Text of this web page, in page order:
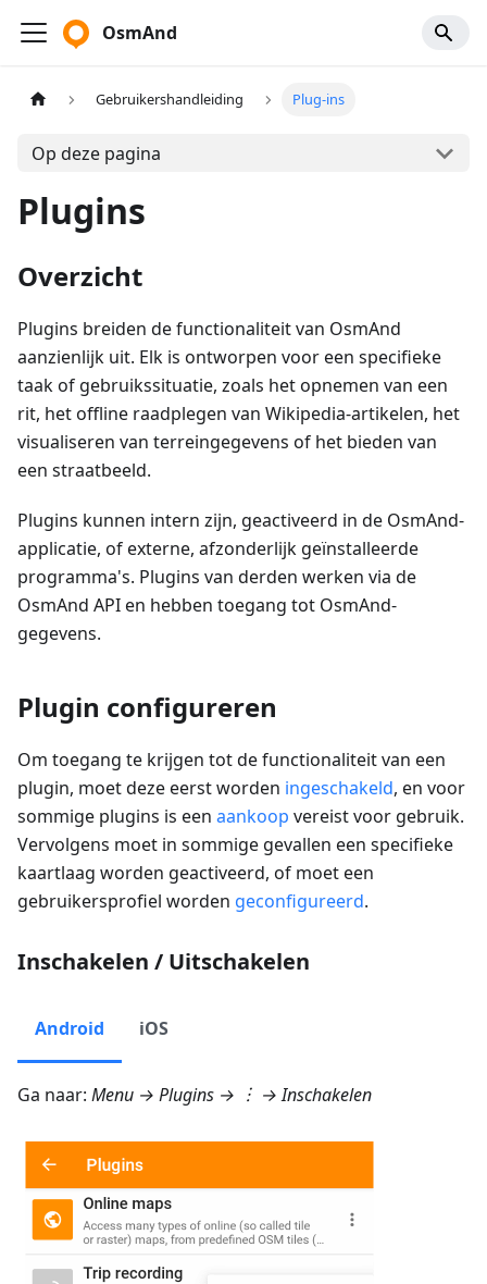
OsmAnd
Gebruikershandleiding Plug-ins
Op deze pagina
Plugins
Overzicht
Plugins breiden de functionaliteit van OsmAnd
aanzienlijk uit. Elk is ontworpen voor een specifieke
taak of gebruikssituatie, zoals het opnemen van een
rit, het offline raadplegen van Wikipedia-artikelen, het
visualiseren van terreingegevens of het bieden van
een straatbeeld.
Plugins kunnen intern zijn, geactiveerd in de OsmAnd-
applicatie, of externe, afzonderlijk geïnstalleerde
programma's. Plugins van derden werken via de
OsmAnd API en hebben toegang tot OsmAnd-
gegevens.
Plugin configureren
Om toegang te krijgen tot de functionaliteit van een
plugin, moet deze eerst worden ingeschakeld, en voor
sommige plugins is een aankoop vereist voor gebruik.
Vervolgens moet in sommige gevallen een specifieke
kaartlaag worden geactiveerd, of moet een
gebruikersprofiel worden geconfigureerd.
Inschakelen / Uitschakelen
Android iOS
Ga naar: Menu → Plugins → ︙ → Inschakelen